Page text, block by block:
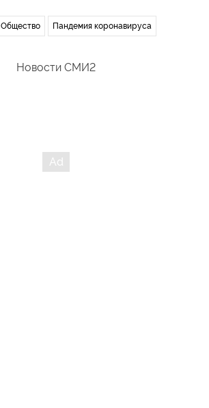
Общество Пандемия коронавируса
Новости СМИ2